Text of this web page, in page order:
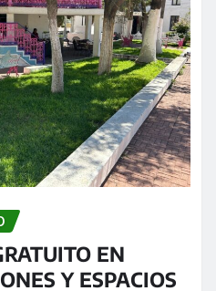
EN
Y ESPACIOS